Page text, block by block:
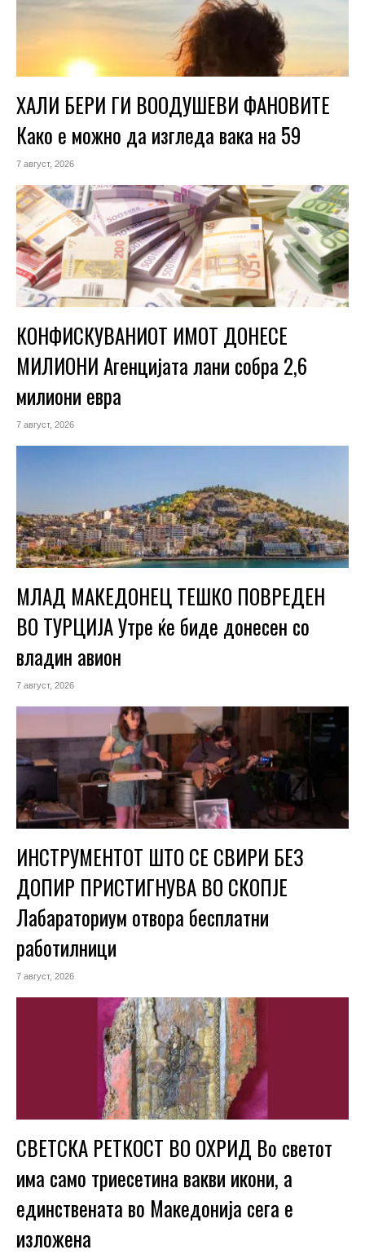
ХАЛИ БЕРИ ГИ ВООДУШЕВИ ФАНОВИТЕ
Како е можно да изгледа вака на 59
7 август, 2026
КОНФИСКУВАНИОТ ИМОТ ДОНЕСЕ
МИЛИОНИ Агенцијата лани собра 2,6
милиони евра
7 август, 2026
МЛАД МАКЕДОНЕЦ ТЕШКО ПОВРЕДЕН
ВО ТУРЦИЈА Утре ќе биде донесен со
владин авион
7 август, 2026
ИНСТРУМЕНТОТ ШТО СЕ СВИРИ БЕЗ
ДОПИР ПРИСТИГНУВА ВО СКОПЈЕ
Лабараториум отвора бесплатни
работилници
7 август, 2026
СВЕТСКА РЕТКОСТ ВО ОХРИД Во светот
има само триесетина вакви икони, а
единствената во Македонија сега е
изложена